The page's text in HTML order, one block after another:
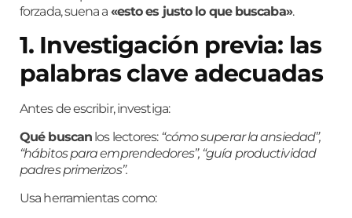
forzada, suena a «esto es justo lo que buscaba».
1. Investigación previa: las
palabras clave adecuadas
Antes de escribir, investiga:
Qué buscan los lectores:“cómo superar la ansiedad”,
“hábitos para emprendedores”, “guía productividad
padres primerizos”.
Usa herramientas como: